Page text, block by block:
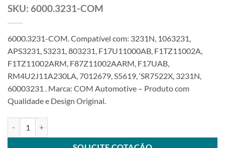
SKU: 6000.3231-COM
6000.3231-COM. Compatível com: 3231N, 1063231,
APS3231, S3231, 803231, F17U11000AB, F1TZ11002A,
F1TZ11002ARM, F87Z11002AARM, F17UAB,
RM4U2J11A230LA, 7012679, S5619, ‘SR7522X, 3231N,
60003231 . Marca: COM Automotive – Produto com
Qualidade e Design Original.